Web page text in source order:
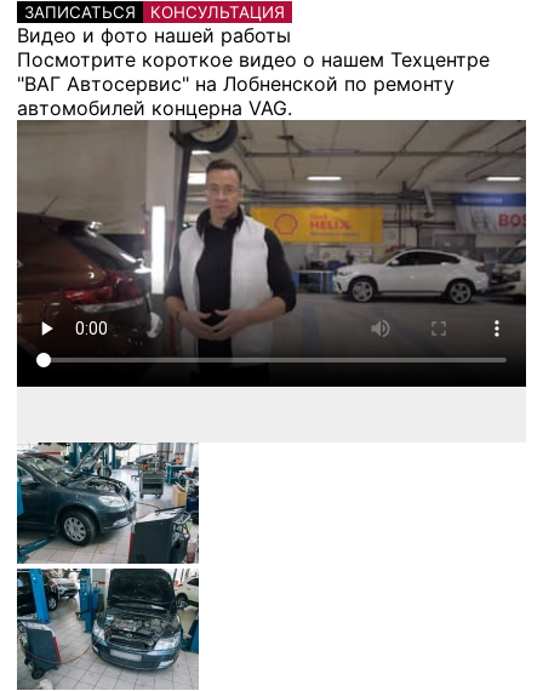
ЗАПИСАТЬСЯ КОНСУЛЬТАЦИЯ
Видео и фото нашей работы
Посмотрите короткое видео о нашем Техцентре
"ВАГ Автосервис" на Лобненской по ремонту
автомобилей концерна VAG.